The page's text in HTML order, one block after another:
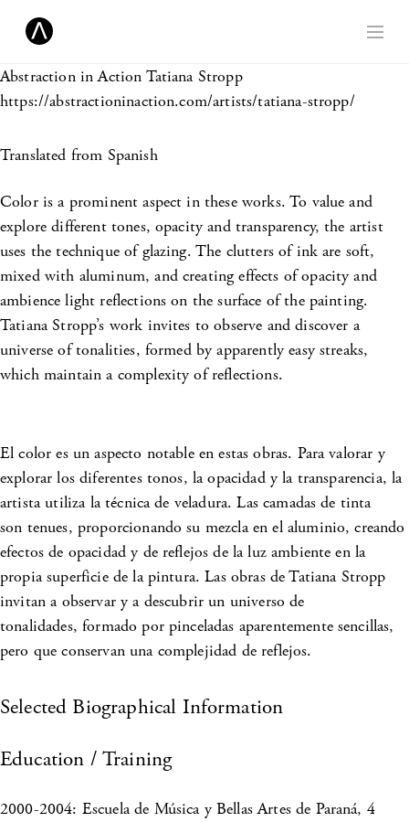
Abstraction in Action Tatiana Stropp
https://abstractioninaction.com/artists/tatiana-stropp/
Translated from Spanish
Color is a prominent aspect in these works. To value and
explore different tones, opacity and transparency, the artist
uses the technique of glazing. The clutters of ink are soft,
mixed with aluminum, and creating effects of opacity and
ambience light reflections on the surface of the painting.
Tatiana Stropp’s work invites to observe and discover a
universe of tonalities, formed by apparently easy streaks,
which maintain a complexity of reflections.
El color es un aspecto notable en estas obras. Para valorar y
explorar los diferentes tonos, la opacidad y la transparencia, la
artista utiliza la técnica de veladura. Las camadas de tinta
son tenues, proporcionando su mezcla en el aluminio, creando
efectos de opacidad y de reflejos de la luz ambiente en la
propia superficie de la pintura. Las obras de Tatiana Stropp
invitan a observar y a descubrir un universo de
tonalidades, formado por pinceladas aparentemente sencillas,
pero que conservan una complejidad de reflejos.
Selected Biographical Information
Education / Training
2000-2004: Escuela de Música y Bellas Artes de Paraná, 4